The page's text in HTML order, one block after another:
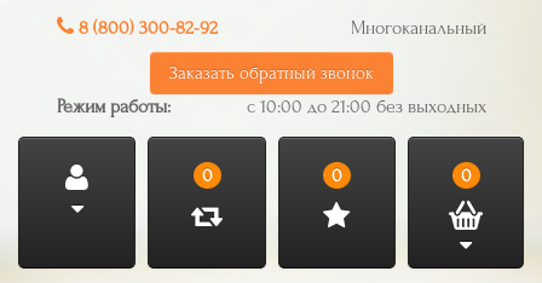
8 (800) 300-82-92 Многоканальный
Заказать обратный звонок
Режим работы: с 10:00 до 21:00 без выходных
0 0 0